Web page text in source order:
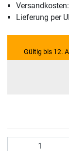
Lieferung per
Gültig bis 12.